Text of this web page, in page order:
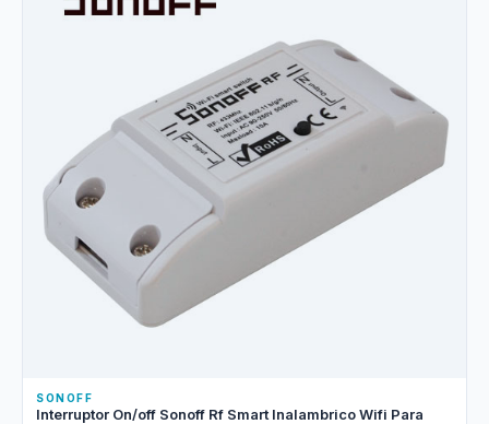
SONOFF
Interruptor On/off Sonoff Rf Smart Inalambrico Wifi Para